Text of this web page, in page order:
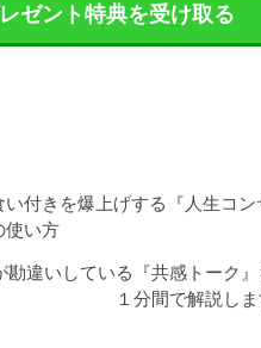
ゼント特典を受け取る
い付きを爆上げする『人生コン
使い方
勘違いしている『共感トーク』
１分間で解説し